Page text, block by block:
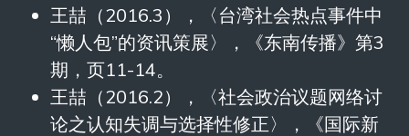
王喆（2016.3），〈台湾社会热点事件中
“懒人包”的资讯策展〉，《东南传播》第3
期，页11-14。
王喆（2016.2），〈社会政治议题网络讨
论之认知失调与选择性修正〉，《国际新